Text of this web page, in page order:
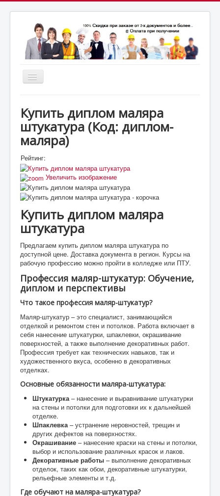
Включить/
Купить диплом маляра
штукатура (Код: диплом-
маляра)
Рейтинг:
Увеличить изображение
Купить диплом маляра
штукатура
Предлагаем купить диплом маляра штукатура по
доступной цене. Доставка документа в регион. Курсы на
рабочую профессию можно пройти в колледже или ПТУ.
Профессия маляр-штукатур: Обучение,
диплом и перспективы
Что такое профессия маляр-штукатур?
Маляр-штукатур – это специалист, занимающийся
отделкой и ремонтом стен и потолков. Работа включает в
себя нанесение штукатурки, шпаклевки, окрашивание
поверхностей, а также выполнение декоративных работ.
Профессия требует как технических навыков, так и
художественного вкуса, особенно в декоративных
отделках.
Основные обязанности маляра-штукатура:
Штукатурка – нанесение и выравнивание штукатурки
на стены и потолки для подготовки их к дальнейшей
отделке.
Шпаклевка – устранение неровностей, трещин и
других дефектов на поверхностях.
Окрашивание – нанесение краски на стены и потолки,
выбор и использование различных красок и лаков.
Декоративные работы – выполнение декоративных
отделок, таких как обои, декоративные штукатурки,
рельефные элементы и т.д.
Где обучают на маляра-штукатура?